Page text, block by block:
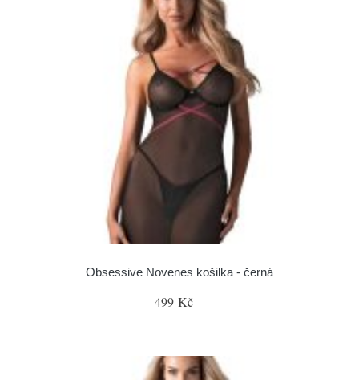
Obsessive Novenes košilka - černá
499 Kč